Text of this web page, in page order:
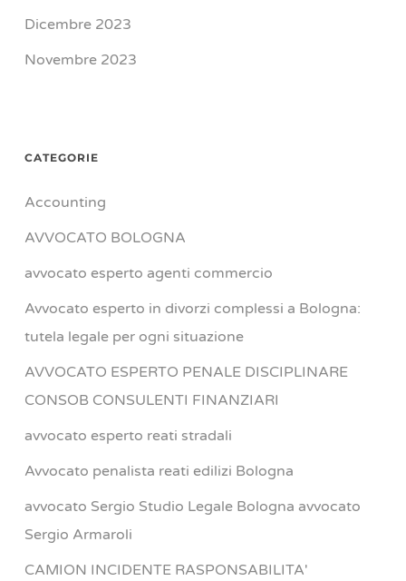
Dicembre 2023
Novembre 2023
CATEGORIE
Accounting
AVVOCATO BOLOGNA
avvocato esperto agenti commercio
Avvocato esperto in divorzi complessi a Bologna:
tutela legale per ogni situazione
AVVOCATO ESPERTO PENALE DISCIPLINARE
CONSOB CONSULENTI FINANZIARI
avvocato esperto reati stradali
Avvocato penalista reati edilizi Bologna
avvocato Sergio Studio Legale Bologna avvocato
Sergio Armaroli
CAMION INCIDENTE RASPONSABILITA'